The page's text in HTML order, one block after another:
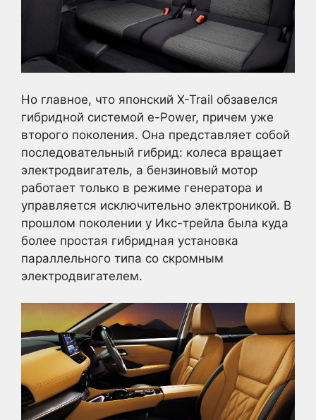
Но главное, что японский X-Trail обзавелся
гибридной системой e-Power, причем уже
второго поколения. Она представляет собой
последовательный гибрид: колеса вращает
электродвигатель, а бензиновый мотор
работает только в режиме генератора и
управляется исключительно электроникой. В
прошлом поколении у Икс-трейла была куда
более простая гибридная установка
параллельного типа со скромным
электродвигателем.